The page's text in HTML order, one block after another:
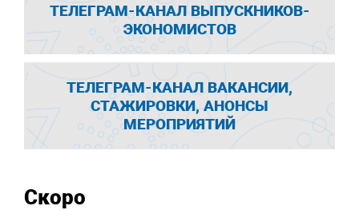
ТЕЛЕГРАМ-КАНАЛ ВЫПУСКНИКОВ-
ЭКОНОМИСТОВ
ТЕЛЕГРАМ-КАНАЛ ВАКАНСИИ,
СТАЖИРОВКИ, АНОНСЫ
МЕРОПРИЯТИЙ
Скоро